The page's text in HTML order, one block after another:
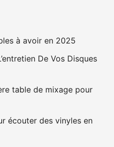
à avoir en 2025
De Vos Disques
table de mixage pour
écouter des vinyles en